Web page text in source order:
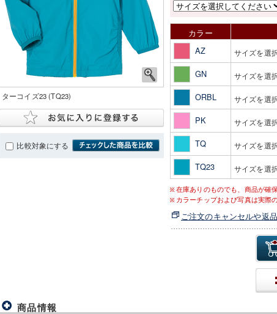
ターコイズ23 (TQ23)
比較対象にする
カラー
AZ
サイズを選
GN サイズを選
ORBL サイズを選
PK サイズを選
TQ サイズを選
TQ23 サイズを選
在庫ありのものでも、商品が確
カラーチップおよび写真は実際
ご注文のキャンセルや返
商品情報